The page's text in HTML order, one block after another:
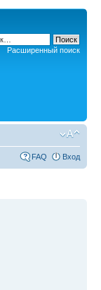
Расширенный поиск
FAQ Вход